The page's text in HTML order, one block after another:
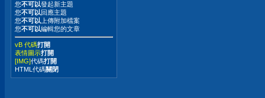
您不可以發起新主題
您不可以回應主題
您不可以 上傳附加檔案
您不可以編輯您的文章
vB 代碼打開
表情圖示打開
[IMG]代碼打開
HTML代碼關閉